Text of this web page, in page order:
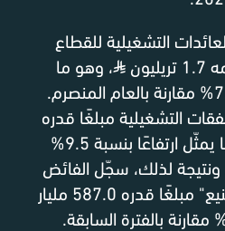
التشغيلية للقطاع
⃁، وهو ما
يشكّل ارتفاعًا بنسبة 7.3% مقارنة بالعام المنصرم.
التشغيلية مبلغًا قدره
، وهو ما يمثّل ارتفاعًا بنسبة 9.5%
ونتيجة لذلك، سجّل الفائض
قدره 587.0 مليار